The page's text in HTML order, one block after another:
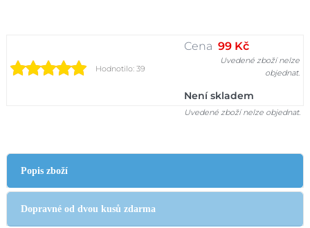
Hodnotilo: 39
Cena 99 Kč
Uvedené zboží nelze
objednat.
Není skladem
Uvedené zboží nelze objednat.
Popis zboží
Dopravné od dvou kusů zdarma